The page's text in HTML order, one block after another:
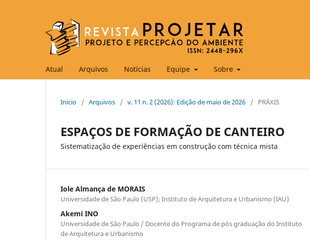
Atual Arquivos Notícias Equipe Sobre
Início / Arquivos / v. 11 n. 2 (2026): Edição de maio de 2026 / PRÁXIS
ESPAÇOS DE FORMAÇÃO DE CANTEIRO
Sistematização de experiências em construção com técnica mista
Iole Almança de MORAIS
Universidade de São Paulo (USP); Instituto de Arquitetura e Urbanismo (IAU)
Akemi INO
Universidade de São Paulo / Docente do Programa de pós graduação do Instituto
de Arquitetura e Urbanismo